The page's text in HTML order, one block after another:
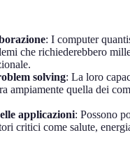
: I computer
che richiederebbero
solving: La loro
ampiamente quella dei
applicazioni: Possono
critici come salute,